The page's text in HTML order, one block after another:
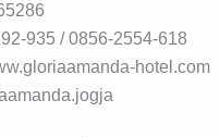
935 / 0856-2554-618
hotel.com